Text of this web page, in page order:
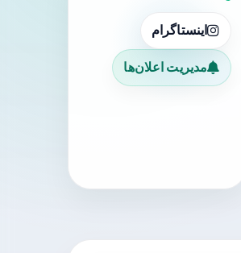
اینستاگرام
مدیریت اعلان‌ها